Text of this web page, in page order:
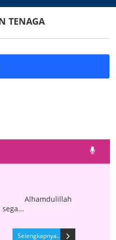
TENAGA
Alhamdulillah
sega...
Selengkapnya..